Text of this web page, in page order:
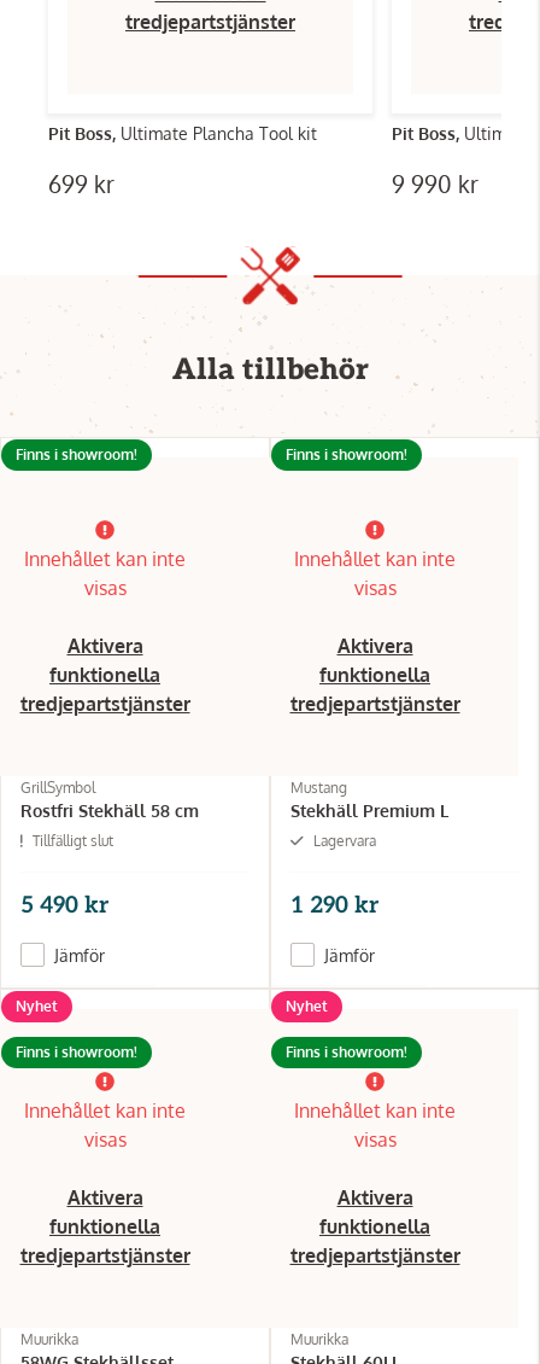
tredjepartstjänster
Pit Boss, Ultimate Plancha Tool kit
699 kr
Pit Boss, Ultimate
9 990 kr
Alla tillbehör
Innehållet kan inte
visas
Aktivera
funktionella
tredjepartstjänster
GrillSymbol
Rostfri Stekhäll 58 cm
Tillfälligt slut
Finns i showroom!
5 490 kr
Jämför
Innehållet kan inte
visas
Aktivera
funktionella
tredjepartstjänster
Mustang
Stekhäll Premium L
Lagervara
Finns i showroom!
1 290 kr
Jämför
Innehållet kan inte
visas
Aktivera
funktionella
tredjepartstjänster
Muurikka
Nyhet
Finns i showroom!
Innehållet kan inte
visas
Aktivera
funktionella
tredjepartstjänster
Muurikka
Nyhet
Finns i showroom!